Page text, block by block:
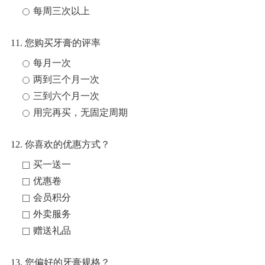
每周三次以上
11. 您购买牙膏的评率
每月一次
两到三个月一次
三到六个月一次
用完再买，无固定周期
12. 你喜欢的优惠方式？
买一送一
优惠卷
会员积分
外卖服务
赠送礼品
13. 您偏好的牙膏规格？